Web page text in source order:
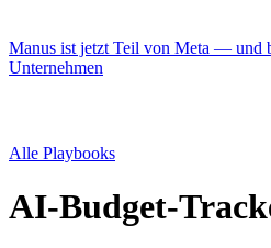
Manus ist jetzt Teil von Meta — und
Unternehmen
Alle Playbooks
AI-Budget-